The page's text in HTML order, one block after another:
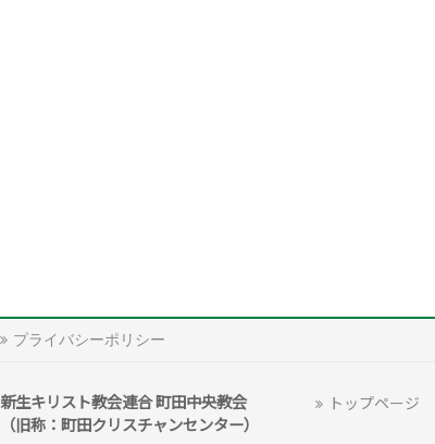
プライバシーポリシー
新生キリスト教会連合 町田中央教会
（旧称：町田クリスチャンセンター）
トップページ